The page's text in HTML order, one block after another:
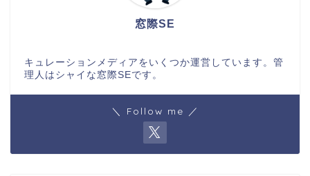
窓際SE
キュレーションメディアをいくつか運営しています。管
理人はシャイな窓際SEです。
＼ Follow me ／